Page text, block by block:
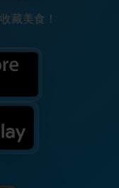
藏美食！